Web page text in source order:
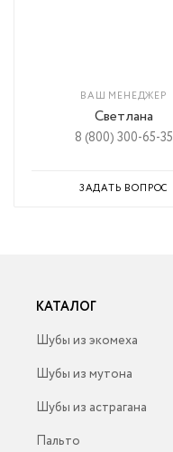
ВАШ МЕНЕДЖЕР
Светлана
8 (800) 300-65-35
ЗАДАТЬ ВОПРОС
КАТАЛОГ
Шубы из экомеха
Шубы из мутона
Шубы из астрагана
Пальто